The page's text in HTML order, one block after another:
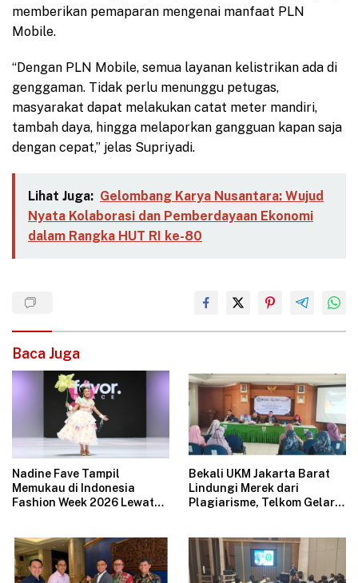
memberikan pemaparan mengenai manfaat PLN
Mobile.
“Dengan PLN Mobile, semua layanan kelistrikan ada di
genggaman. Tidak perlu menunggu petugas,
masyarakat dapat melakukan catat meter mandiri,
tambah daya, hingga melaporkan gangguan kapan saja
dengan cepat,” jelas Supriyadi.
Lihat Juga: Gelombang Karya Nusantara: Wujud
Nyata Kolaborasi dan Pemberdayaan Ekonomi
dalam Rangka HUT RI ke-80
Baca Juga
Nadine Fave Tampil
Memukau di Indonesia
Fashion Week 2026 Lewat
Bekali UKM Jakarta Barat
Lindungi Merek dari
Plagiarisme, Telkom Gelar